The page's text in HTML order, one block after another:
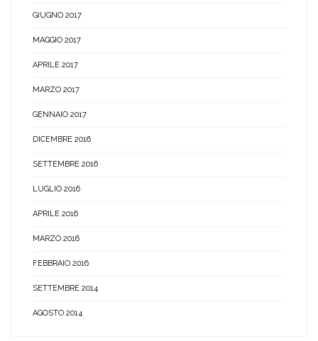
GIUGNO 2017
MAGGIO 2017
APRILE 2017
MARZO 2017
GENNAIO 2017
DICEMBRE 2016
SETTEMBRE 2016
LUGLIO 2016
APRILE 2016
MARZO 2016
FEBBRAIO 2016
SETTEMBRE 2014
AGOSTO 2014